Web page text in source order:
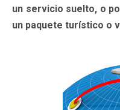
un servicio suelto, o
un paquete turístico o